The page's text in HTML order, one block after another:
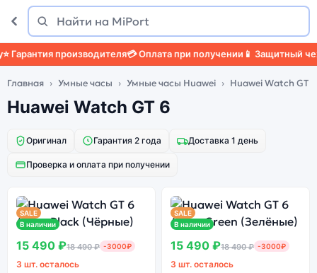
Поиск
Найти
производителя💳 Оплата при получении📱 Защитный чехол
Главная Умные часы Умные часы Huawei Huawei Watch GT 6
Huawei Watch GT 6
Оригинал Гарантия 2 года Доставка 1 день
Проверка и оплата при получении
SALE
В наличии
15 490 ₽18 490 ₽ -3000₽
3 шт. осталось
SALE
В наличии
15 490 ₽18 490 ₽ -3000₽
3 шт. осталось